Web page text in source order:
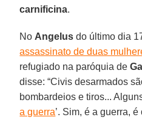
carnificina.
No Angelus do último dia
assassinato de duas
refugiado na paróquia de
disse: “Civis desarmados
bombardeios e tiros...
a guerra’. Sim, é a guerra,